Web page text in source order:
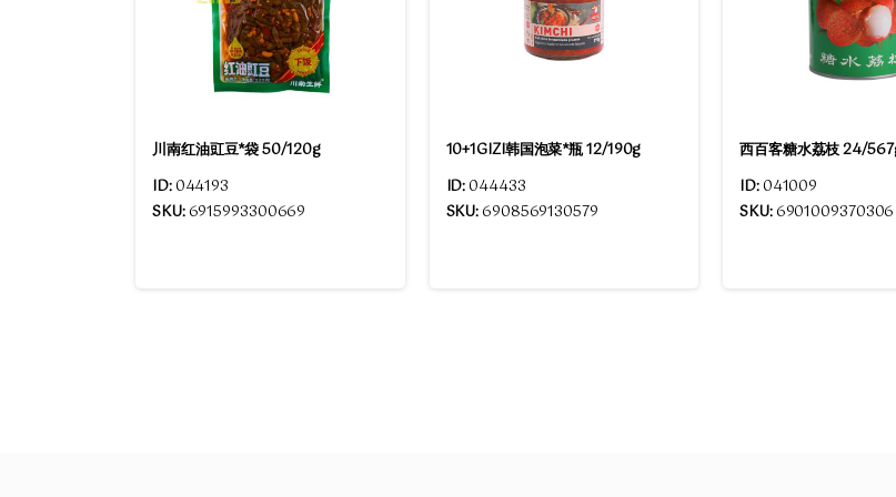
川南红油豇豆*袋 50/120g
ID:044193
SKU:6915993300669
10+1GIZI韩国泡菜*瓶 12/190g
ID:044433
SKU:6908569130579
西百客糖水荔枝 24/
ID:041009
SKU:6901009370306